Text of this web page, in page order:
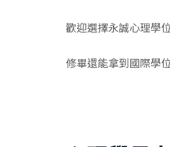
歡迎選擇永誠心理學
修畢還能拿到國際學